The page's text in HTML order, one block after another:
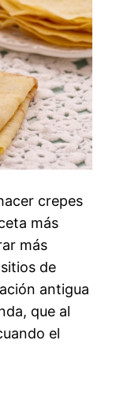
crepes
más
más
de
antigua
que al
el